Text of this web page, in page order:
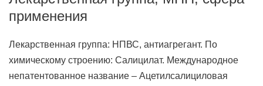
применения
Лекарственная группа: НПВС, антиагрегант. По
химическому строению: Салицилат. Международное
непатентованное название – Ацетилсалициловая